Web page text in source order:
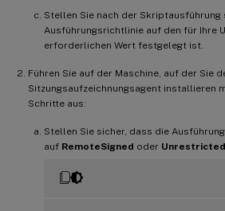
}
       write
- Host "Addition of
}
Stellen Sie nach der Skriptausführung
Ausführungsrichtlinie auf den für Ihre
erforderlichen Wert festgelegt ist.
Führen Sie auf der Maschine, auf der Sie
Sitzungsaufzeichnungsagent installieren
Schritte aus:
Stellen Sie sicher, dass die
auf RemoteSigned oder Unrestricted